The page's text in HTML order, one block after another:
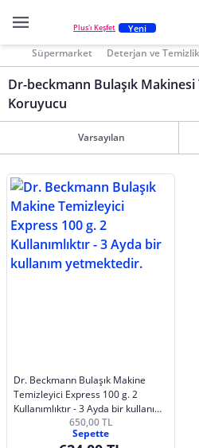
Plus'ı Keşfet Yeni
Süpermarket Deterjan ve
Dr-beckmann Bulaşık
Koruyucu
Varsayılan
Dr. Beckmann Bulaşık Makine
Temizleyici Express 100 g. 2
Kullanımlıktır - 3 Ayda bir kullanım
650,00 TL
Sepette